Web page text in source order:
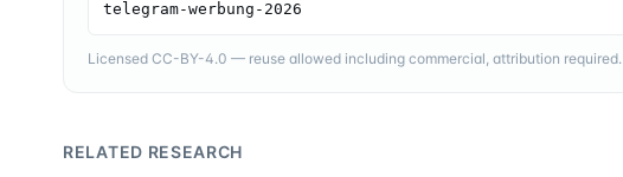
telegram-werbung-2026
Licensed CC-BY-4.0 — reuse allowed including commercial, attribution required.
RELATED RESEARCH